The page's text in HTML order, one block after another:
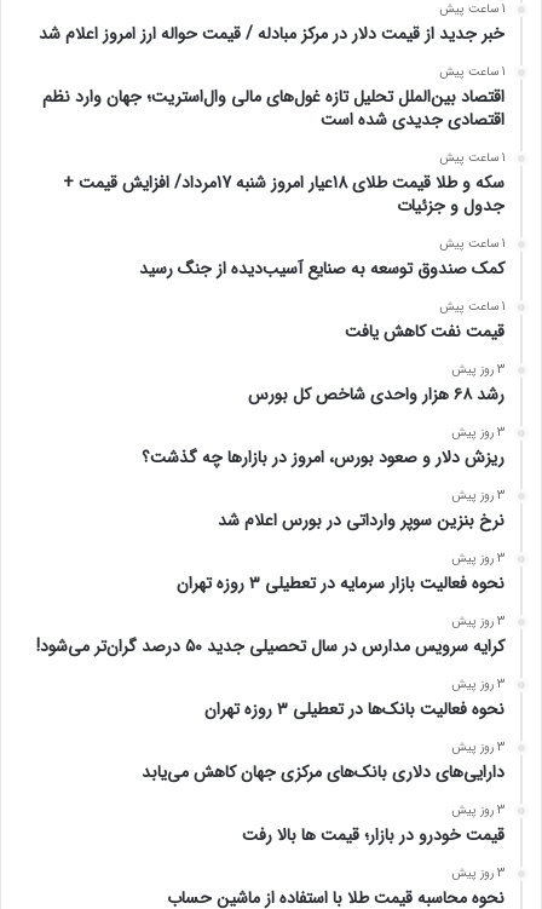
1 ساعت پیش
خبر جدید از قیمت دلار در مرکز مبادله / قیمت حواله ارز امروز اعلام شد
1 ساعت پیش
اقتصاد بین‌الملل تحلیل تازه غول‌های مالی وال‌استریت؛ جهان وارد نظم
اقتصادی جدیدی شده است
1 ساعت پیش
سکه و طلا قیمت طلای 18عیار امروز شنبه 17مرداد/ افزایش قیمت +
جدول و جزئیات
1 ساعت پیش
کمک صندوق توسعه به صنایع آسیب‌دیده از جنگ رسید
1 ساعت پیش
قیمت نفت کاهش یافت
3 روز پیش
رشد ۶۸ هزار واحدی شاخص کل بورس
3 روز پیش
ریزش دلار و صعود بورس، امروز در بازارها چه گذشت؟
3 روز پیش
نرخ بنزین سوپر وارداتی در بورس اعلام شد
3 روز پیش
نحوه فعالیت بازار سرمایه در تعطیلی ۳ روزه تهران
3 روز پیش
کرایه سرویس مدارس در سال تحصیلی جدید ۵۰ درصد گران‌تر می‌شود!
3 روز پیش
نحوه فعالیت بانک‌ها در تعطیلی ۳ روزه تهران
3 روز پیش
دارایی‌های دلاری بانک‌های مرکزی جهان کاهش می‌یابد
3 روز پیش
قیمت خودرو در بازار؛ قیمت ها بالا رفت
3 روز پیش
نحوه محاسبه قیمت طلا با استفاده از ماشین حساب